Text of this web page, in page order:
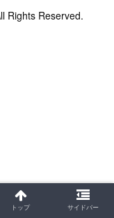
Rights Reserved.
トップ サイドバー